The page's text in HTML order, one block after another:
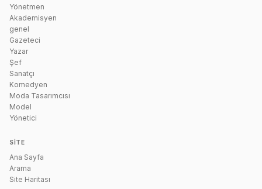
Yönetmen
Akademisyen
genel
Gazeteci
Yazar
Şef
Sanatçı
Komedyen
Moda Tasarımcısı
Model
Yönetici
SITE
Ana Sayfa
Arama
Site Haritası